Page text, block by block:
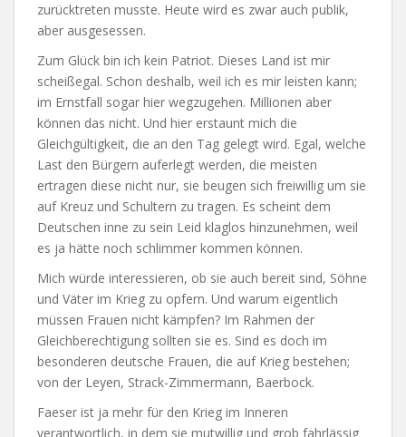
zurücktreten musste. Heute wird es zwar auch publik,
aber ausgesessen.
Zum Glück bin ich kein Patriot. Dieses Land ist mir
scheißegal. Schon deshalb, weil ich es mir leisten kann;
im Ernstfall sogar hier wegzugehen. Millionen aber
können das nicht. Und hier erstaunt mich die
Gleichgültigkeit, die an den Tag gelegt wird. Egal, welche
Last den Bürgern auferlegt werden, die meisten
ertragen diese nicht nur, sie beugen sich freiwillig um sie
auf Kreuz und Schultern zu tragen. Es scheint dem
Deutschen inne zu sein Leid klaglos hinzunehmen, weil
es ja hätte noch schlimmer kommen können.
Mich würde interessieren, ob sie auch bereit sind, Söhne
und Väter im Krieg zu opfern. Und warum eigentlich
müssen Frauen nicht kämpfen? Im Rahmen der
Gleichberechtigung sollten sie es. Sind es doch im
besonderen deutsche Frauen, die auf Krieg bestehen;
von der Leyen, Strack-Zimmermann, Baerbock.
Faeser ist ja mehr für den Krieg im Inneren
verantwortlich, in dem sie mutwillig und grob fahrlässig